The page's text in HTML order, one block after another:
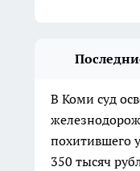
В Коми суд
похитившего
350 тысяч